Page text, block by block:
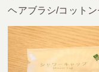
ヘアブラシ/コット